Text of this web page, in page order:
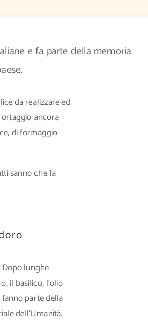
e fa parte della memoria
da realizzare ed
ancora
di formaggio
sanno che fa
Dopo lunghe
il basilico, l’olio
fanno parte della
dell’Umanità.